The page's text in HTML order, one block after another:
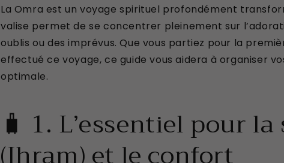
La Omra est un voyage spirituel profondément
valise permet de se concentrer pleinement sur
oublis ou des imprévus. Que vous partiez pour la
effectué ce voyage, ce guide vous aidera à organiser
optimale.
🧳 1. L’essentiel pour